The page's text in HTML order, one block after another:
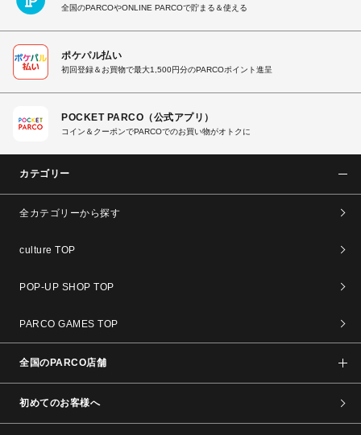
全国のPARCOやONLINE PARCOで貯まる＆使える
ポケパル払い
初回登録＆お買物で最大1,500円分のPARCOポイント進呈
POCKET PARCO（公式アプリ）
コイン＆クーポンでPARCOでのお買い物がオトクに
カテゴリー
全カテゴリーから探す
culture TOP
POP-UP SHOP TOP
PARCO GAMES TOP
全国のPARCO店舗
初めてのお客様へ